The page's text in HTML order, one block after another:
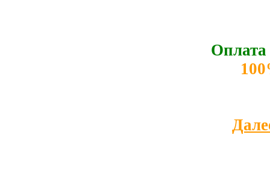
Оплата